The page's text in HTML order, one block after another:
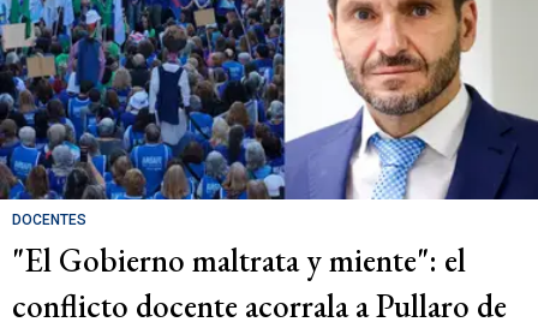
DOCENTES
"El Gobierno maltrata y miente": el
conflicto docente acorrala a Pullaro de